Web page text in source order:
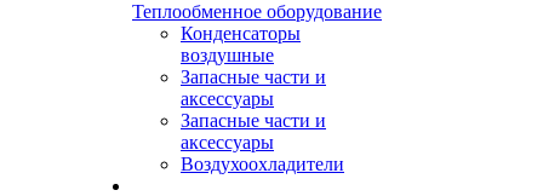
Теплообменное оборудование
Конденсаторы
воздушные
Запасные части и
аксессуары
Запасные части и
аксессуары
Воздухоохладители